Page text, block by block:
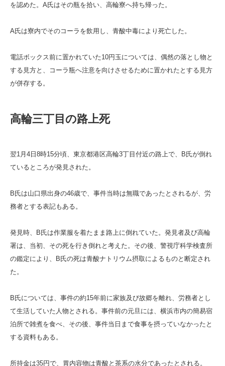
を認めた。A氏はその瓶を拾い、高輪寮へ持ち帰った。
A氏は寮内でそのコーラを飲用し、青酸中毒により死亡した。
電話ボックス前に置かれていた10円玉については、偶然の落とし物と
する見方と、コーラ瓶へ注意を向けさせるために置かれたとする見方
が併存する。
高輪三丁目の路上死
翌1月4日8時15分頃、東京都港区高輪3丁目付近の路上で、B氏が倒れ
ているところが発見された。
B氏は山口県出身の46歳で、事件当時は無職であったとされるが、労
務者とする表記もある。
発見時、B氏は作業服を着たまま路上に倒れていた。発見者及び高輪
署は、当初、その死を行き倒れと考えた。その後、警視庁科学検査所
の鑑定により、B氏の死は青酸ナトリウム摂取によるものと断定され
た。
B氏については、事件の約15年前に家族及び故郷を離れ、労務者とし
て生活していた人物とされる。事件前の元旦には、横浜市内の簡易宿
泊所で雑煮を食べ、その後、事件当日まで食事を摂っていなかったと
する資料もある。
所持金は35円で、胃内容物は青酸と茶系の水分であったとされる。